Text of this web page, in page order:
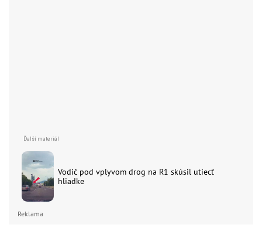
Vodič pod vplyvom drog na R1 skúsil utiecť
hliadke
Reklama